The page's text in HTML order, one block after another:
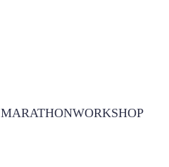
MARATHONWORKSHOP